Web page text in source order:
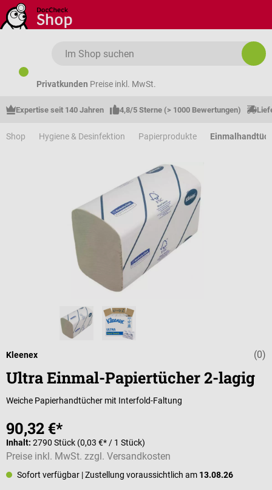
Zum Hauptinhalt springen
Privatkunden Preise inkl. MwSt.
Expertise seit 140 Jahren 4,8/5 Sterne (> 1000 Bewertungen)
Shop Hygiene & Desinfektion Papierprodukte
(0)
Kleenex
Ultra Einmal-Papiertücher 2-lagig
Weiche Papierhandtücher mit Interfold-Faltung
90,32 €*
Inhalt: 2790 Stück (0,03 €* / 1 Stück)
Preise inkl. MwSt. zzgl. Versandkosten
Sofort verfügbar | Zustellung voraussichtlich am 13.08.26